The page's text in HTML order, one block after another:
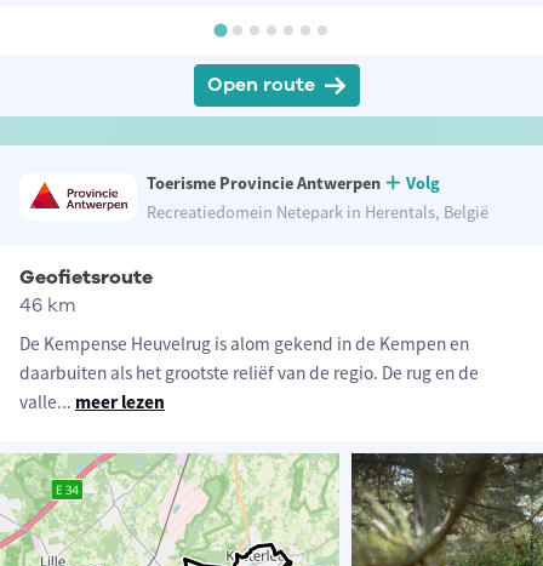
Open route
Toerisme Provincie Antwerpen
Volg
Recreatiedomein Netepark in Herentals, België
Geofietsroute
46 km
De Kempense Heuvelrug is alom gekend in de Kempen en
daarbuiten als het grootste reliëf van de regio. De rug en de
valle... meer lezen